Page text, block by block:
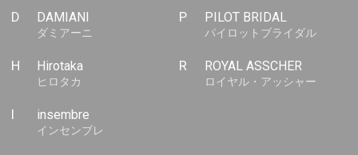
D DAMIANI
ダミアーニ
H Hirotaka
ヒロタカ
insembre
インセンブレ
P PILOT BRIDAL
パイロットブライダル
R ROYAL ASSCHER
ロイヤル・アッシャー